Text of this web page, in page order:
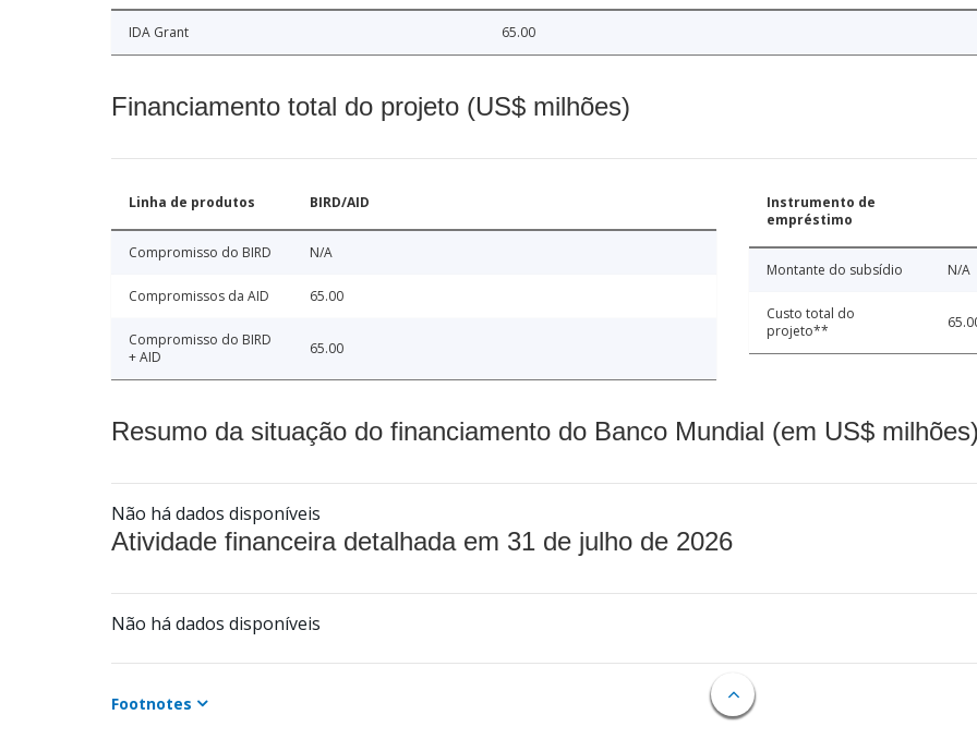
IDA Grant 65.00
Financiamento total do projeto (US$ milhões)
Linha de produtos BIRD/AID
Compromisso do BIRD N/A
Compromissos da AID 65.00
Compromisso do BIRD
+ AID
65.00
Instrumento de
empréstimo
Montante do subsídio N/A
Custo total do
projeto**
Resumo da situação do financiamento do Banco Mundial (em US$
Não há dados disponíveis
Atividade financeira detalhada em 31 de julho de 2026
Não há dados disponíveis
Footnotes